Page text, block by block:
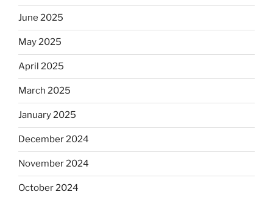
June 2025
May 2025
April 2025
March 2025
January 2025
December 2024
November 2024
October 2024